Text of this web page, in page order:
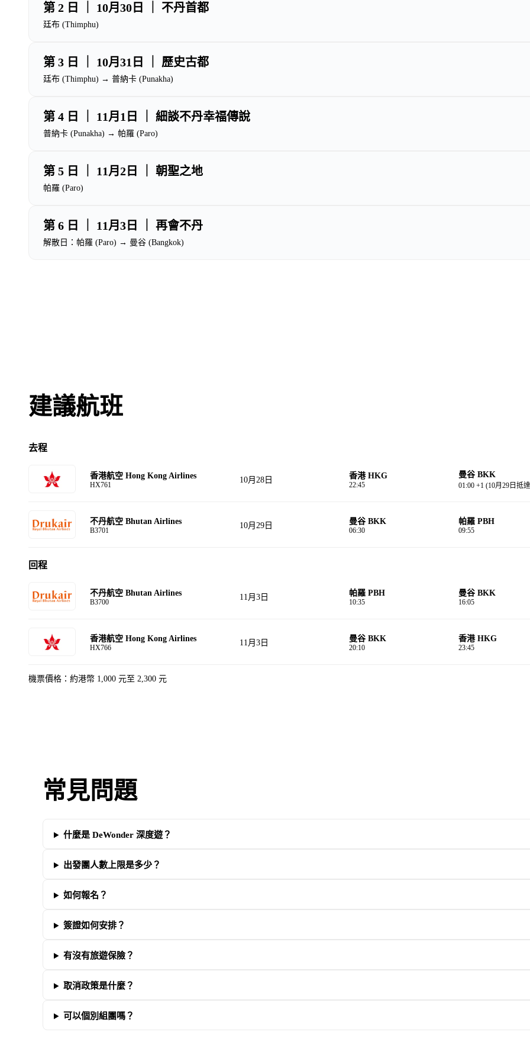
第 2 日 ｜ 10月30日 ｜ 不丹首都
廷布 (Thimphu)
第 3 日 ｜ 10月31日 ｜ 歷史古都
廷布 (Thimphu) → 普納卡 (Punakha)
第 4 日 ｜ 11月1日 ｜ 細談不丹幸福傳說
普納卡 (Punakha) → 帕羅 (Paro)
第 5 日 ｜ 11月2日 ｜ 朝聖之地
帕羅 (Paro)
第 6 日 ｜ 11月3日 ｜ 再會不丹
解散日：帕羅 (Paro) → 曼谷 (Bangkok)
建議航班
去程
香港航空 Hong Kong Airlines
HX761
10月28日 香港 HKG
22:45
曼⾕ BKK
01:00 +1 (10月29日抵
不丹航空 Bhutan Airlines
B3701
10月29日 曼⾕ BKK
06:30
帕羅 PBH
09:55
回程
不丹航空 Bhutan Airlines
B3700
11月3日 帕羅 PBH
10:35
曼⾕ BKK
16:05
香港航空 Hong Kong Airlines
HX766
11月3日 曼⾕ BKK
20:10
香港 HKG
23:45
機票價格：約港幣 1,000 元至 2,300 元
常見問題
什麼是 DeWonder 深度遊？
出發團人數上限是多少？
如何報名？
簽證如何安排？
有沒有旅遊保險？
取消政策是什麼？
可以個別組團嗎？